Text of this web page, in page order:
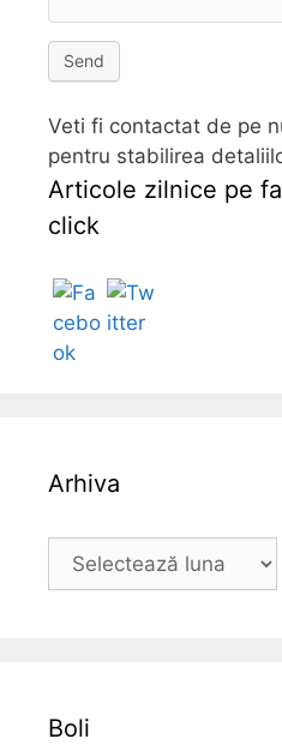
Send
Veti fi contactat de pe
pentru stabilirea
Articole zilnice pe
click
Arhiva
Boli